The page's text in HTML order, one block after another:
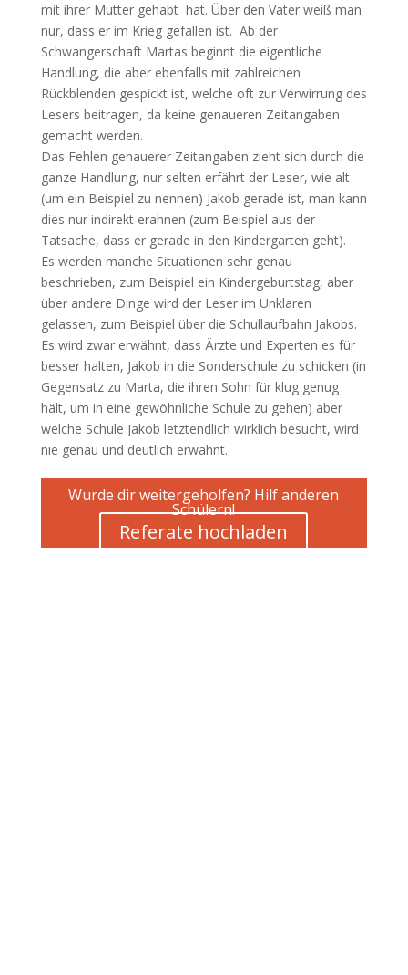
mit ihrer Mutter gehabt hat. Über den Vater weiß man
nur, dass er im Krieg gefallen ist. Ab der
Schwangerschaft Martas beginnt die eigentliche
Handlung, die aber ebenfalls mit zahlreichen
Rückblenden gespickt ist, welche oft zur Verwirrung des
Lesers beitragen, da keine genaueren Zeitangaben
gemacht werden.
Das Fehlen genauerer Zeitangaben zieht sich durch die
ganze Handlung, nur selten erfährt der Leser, wie alt
(um ein Beispiel zu nennen) Jakob gerade ist, man kann
dies nur indirekt erahnen (zum Beispiel aus der
Tatsache, dass er gerade in den Kindergarten geht).
Es werden manche Situationen sehr genau
beschrieben, zum Beispiel ein Kindergeburtstag, aber
über andere Dinge wird der Leser im Unklaren
gelassen, zum Beispiel über die Schullaufbahn Jakobs.
Es wird zwar erwähnt, dass Ärzte und Experten es für
besser halten, Jakob in die Sonderschule zu schicken (in
Gegensatz zu Marta, die ihren Sohn für klug genug
hält, um in eine gewöhnliche Schule zu gehen) aber
welche Schule Jakob letztendlich wirklich besucht, wird
nie genau und deutlich erwähnt.
Wurde dir weitergeholfen? Hilf anderen
Schülern!
Referate hochladen